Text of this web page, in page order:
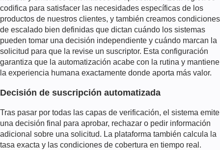
codifica para satisfacer las necesidades específicas de los
productos de nuestros clientes, y también creamos condiciones
de escalado bien definidas que dictan cuándo los sistemas
pueden tomar una decisión independiente y cuándo marcan la
solicitud para que la revise un suscriptor. Esta configuración
garantiza que la automatización acabe con la rutina y mantiene
la experiencia humana exactamente donde aporta más valor.
Decisión de suscripción automatizada
Tras pasar por todas las capas de verificación, el sistema emite
una decisión final para aprobar, rechazar o pedir información
adicional sobre una solicitud. La plataforma también calcula la
tasa exacta y las condiciones de cobertura en tiempo real.